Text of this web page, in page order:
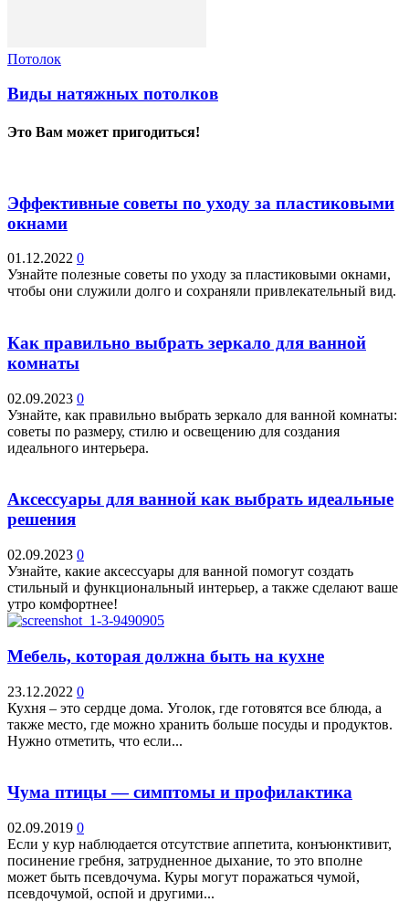
Потолок
Виды натяжных потолков
Это Вам может пригодиться!
Эффективные советы по уходу за пластиковыми
окнами
01.12.2022 0
Узнайте полезные советы по уходу за пластиковыми окнами,
чтобы они служили долго и сохраняли привлекательный вид.
Как правильно выбрать зеркало для ванной
комнаты
02.09.2023 0
Узнайте, как правильно выбрать зеркало для ванной комнаты:
советы по размеру, стилю и освещению для создания
идеального интерьера.
Аксессуары для ванной как выбрать идеальные
решения
02.09.2023 0
Узнайте, какие аксессуары для ванной помогут создать
стильный и функциональный интерьер, а также сделают ваше
утро комфортнее!
Мебель, которая должна быть на кухне
23.12.2022 0
Кухня – это сердце дома. Уголок, где готовятся все блюда, а
также место, где можно хранить больше посуды и продуктов.
Нужно отметить, что если...
Чума птицы — симптомы и профилактика
02.09.2019 0
Если у кур наблюдается отсутствие аппетита, конъюнктивит,
посинение гребня, затрудненное дыхание, то это вполне
может быть псевдочума. Куры могут поражаться чумой,
псевдочумой, оспой и другими...